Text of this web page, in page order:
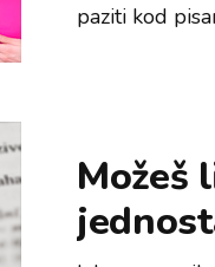
paziti kod
Možeš